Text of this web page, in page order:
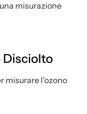
misurazione
Disciolto
misurare l'ozono